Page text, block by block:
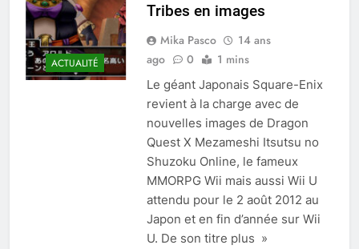
ACTUALITÉ
Tribes en images
Mika Pasco
14 ans
ago
0 1 mins
Le géant Japonais Square-Enix
revient à la charge avec de
nouvelles images de Dragon
Quest X Mezameshi Itsutsu no
Shuzoku Online, le fameux
MMORPG Wii mais aussi Wii U
attendu pour le 2 août 2012 au
Japon et en fin d’année sur Wii
U. De son titre plus »